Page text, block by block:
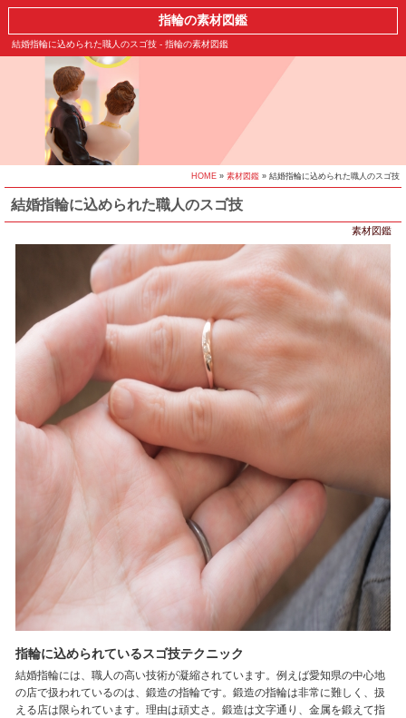
指輪の素材図鑑
結婚指輪に込められた職人のスゴ技 - 指輪の素材図鑑
HOME » 素材図鑑 » 結婚指輪に込められた職人のスゴ技
結婚指輪に込められた職人のスゴ技
素材図鑑
指輪に込められているスゴ技テクニック
結婚指輪には、職人の高い技術が凝縮されています。例えば愛知県の中心地
の店で扱われているのは、鍛造の指輪です。鍛造の指輪は非常に難しく、扱
える店は限られています。理由は頑丈さ。鍛造は文字通り、金属を鍛えて指